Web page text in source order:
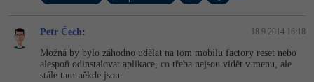
Petr Čech: 18.9.2014 16:18
Možná by bylo záhodno udělat na tom mobilu factory reset nebo
alespoň odinstalovat aplikace, co třeba nejsou vidět v menu, ale
stále tam někde jsou.